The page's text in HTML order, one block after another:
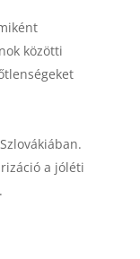
közötti
a jóléti